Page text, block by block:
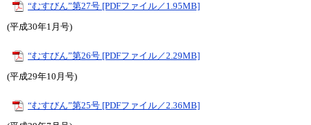
“むすびん”第27号 [PDFファイル／1.95MB]
(平成30年1月号)
“むすびん”第26号 [PDFファイル／2.29MB]
(平成29年10月号)
“むすびん”第25号 [PDFファイル／2.36MB]